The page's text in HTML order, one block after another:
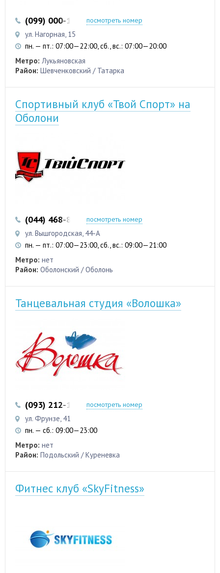
(099) 000-13-33 (093) 617-20-01
посмотреть номер
ул. Нагорная, 15
пн. — пт.: 07:00—22:00, сб., вс.: 07:00—20:00
Метро: Лукьяновская
Район: Шевченковский / Татарка
Спортивный клуб «Твой Спорт» на
Оболони
(044) 468-83-33посмотреть номер
ул. Вышгородская, 44-А
пн. — пт.: 07:00—23:00, сб., вс.: 09:00—21:00
Метро: нет
Район: Оболонский / Оболонь
Танцевальная студия «Волошка»
(093) 212-17-00 (044) 451-68-15
посмотреть номер
ул. Фрунзе, 41
пн. — сб.: 09:00—23:00
Метро: нет
Район: Подольский / Куреневка
Фитнес клуб «SkyFitness»